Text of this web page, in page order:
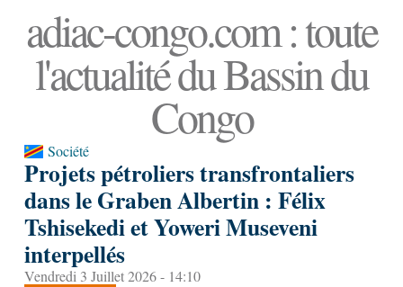
adiac-congo.com : toute
l'actualité du Bassin du
Congo
Société
Projets pétroliers transfrontaliers
dans le Graben Albertin : Félix
Tshisekedi et Yoweri Museveni
interpellés
Vendredi 3 Juillet 2026 - 14:10